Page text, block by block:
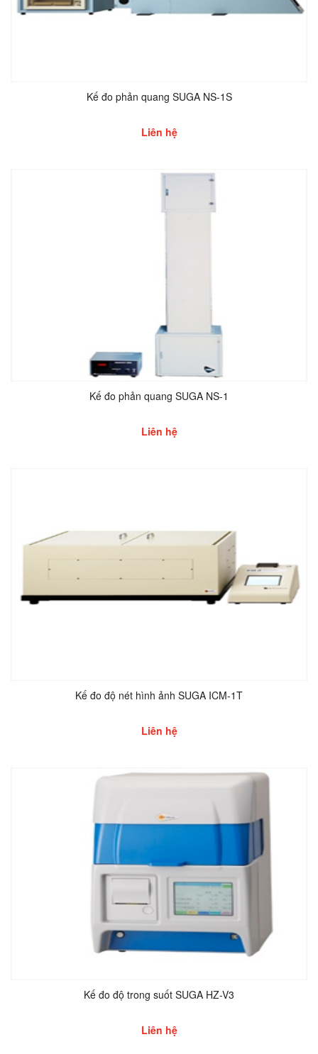
Kế đo phản quang SUGA NS-1S
Liên hệ
Kế đo phản quang SUGA NS-1
Liên hệ
Kế đo độ nét hình ảnh SUGA ICM-1T
Liên hệ
Kế đo độ trong suốt SUGA HZ-V3
Liên hệ